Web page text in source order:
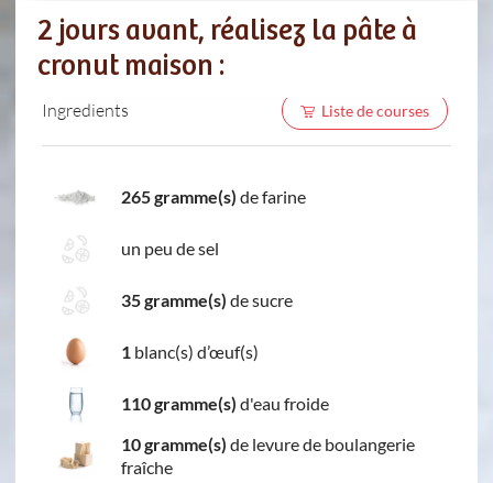
2 jours avant, réalisez la pâte à
cronut maison :
Ingredients Liste de courses
265 gramme(s) de farine
un peu de sel
35 gramme(s) de sucre
1 blanc(s) d’œuf(s)
110 gramme(s) d'eau froide
10 gramme(s) de levure de boulangerie
fraîche